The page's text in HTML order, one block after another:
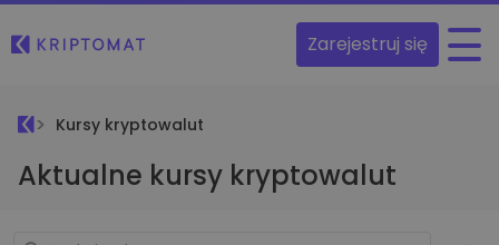
Zarejestruj się
Kursy kryptowalut
Aktualne kursy kryptowalut